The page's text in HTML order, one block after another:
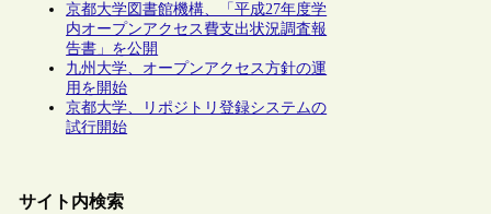
京都大学図書館機構、「平成27年度学
内オープンアクセス費支出状況調査報
告書」を公開
九州大学、オープンアクセス方針の運
用を開始
京都大学、リポジトリ登録システムの
試行開始
サイト内検索